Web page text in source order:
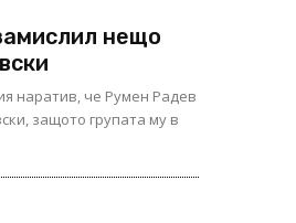
нещо
наратив, че Румен Радев
защото групата му в